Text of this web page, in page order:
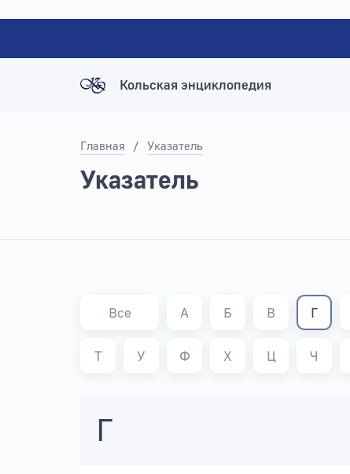
Кольская энциклопедия
Главная / Указатель
Указатель
Все А Б В Г
Т У Ф Х Ц Ч
Г